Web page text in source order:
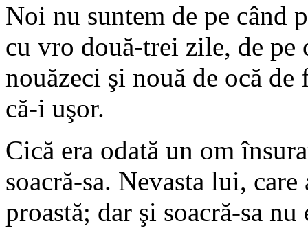
Noi nu suntem de pe când
cu vro două-trei zile, de pe
nouăzeci şi nouă de ocă
că-i uşor.
Cică era odată un om
soacră-sa. Nevasta lui,
proastă; dar şi soacră-sa